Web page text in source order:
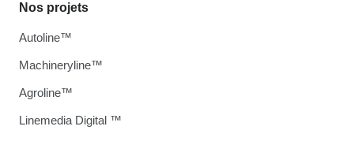
Nos projets
Autoline™
Machineryline™
Agroline™
Linemedia Digital ™